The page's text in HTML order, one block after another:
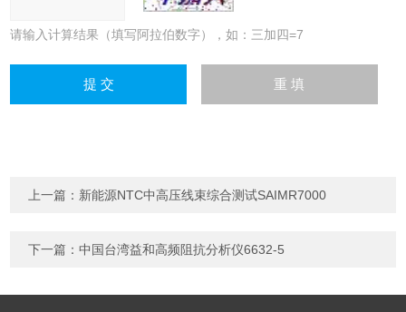
请输入计算结果（填写阿拉伯数字），如：三加四=7
上一篇： 新能源NTC中高压线束综合测试SAIMR7000
下一篇：中国台湾益和高频阻抗分析仪6632-5